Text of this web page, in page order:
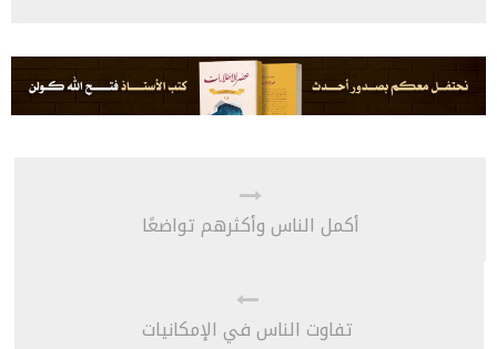
أكمل الناس وأكثرهم تواضعًا
تفاوت الناس في الإمكانيات